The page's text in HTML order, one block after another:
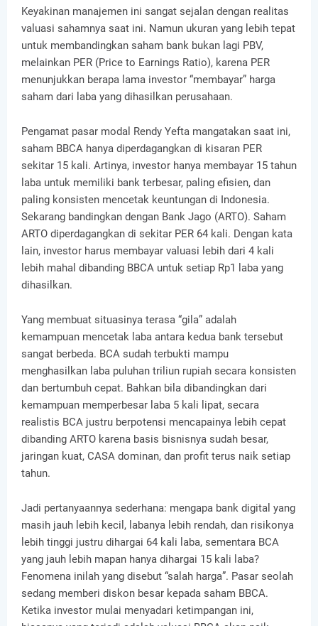
Keyakinan manajemen ini sangat sejalan dengan realitas
valuasi sahamnya saat ini. Namun ukuran yang lebih tepat
untuk membandingkan saham bank bukan lagi PBV,
melainkan PER (Price to Earnings Ratio), karena PER
menunjukkan berapa lama investor “membayar” harga
saham dari laba yang dihasilkan perusahaan.
Pengamat pasar modal Rendy Yefta mangatakan saat ini,
saham BBCA hanya diperdagangkan di kisaran PER
sekitar 15 kali. Artinya, investor hanya membayar 15 tahun
laba untuk memiliki bank terbesar, paling efisien, dan
paling konsisten mencetak keuntungan di Indonesia.
Sekarang bandingkan dengan Bank Jago (ARTO). Saham
ARTO diperdagangkan di sekitar PER 64 kali. Dengan kata
lain, investor harus membayar valuasi lebih dari 4 kali
lebih mahal dibanding BBCA untuk setiap Rp1 laba yang
dihasilkan.
Yang membuat situasinya terasa “gila” adalah
kemampuan mencetak laba antara kedua bank tersebut
sangat berbeda. BCA sudah terbukti mampu
menghasilkan laba puluhan triliun rupiah secara konsisten
dan bertumbuh cepat. Bahkan bila dibandingkan dari
kemampuan memperbesar laba 5 kali lipat, secara
realistis BCA justru berpotensi mencapainya lebih cepat
dibanding ARTO karena basis bisnisnya sudah besar,
jaringan kuat, CASA dominan, dan profit terus naik setiap
tahun.
Jadi pertanyaannya sederhana: mengapa bank digital yang
masih jauh lebih kecil, labanya lebih rendah, dan risikonya
lebih tinggi justru dihargai 64 kali laba, sementara BCA
yang jauh lebih mapan hanya dihargai 15 kali laba?
Fenomena inilah yang disebut “salah harga”. Pasar seolah
sedang memberi diskon besar kepada saham BBCA.
Ketika investor mulai menyadari ketimpangan ini,